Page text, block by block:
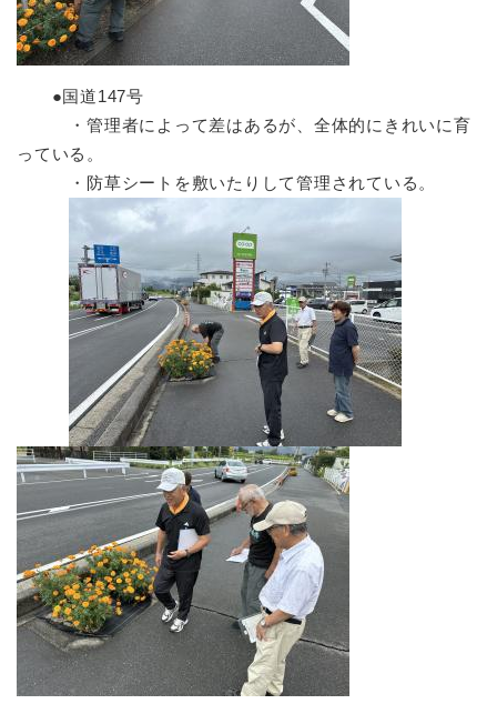
●国道147号
・管理者によって差はあるが、全体的にきれいに育
っている。
・防草シートを敷いたりして管理されている。